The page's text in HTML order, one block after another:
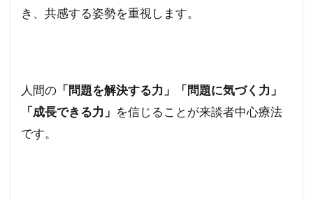
き、共感する姿勢を重視します。
人間の 「問題を解決する力」「問題に気づく力」
「成長できる力」 を信じることが来談者中心療法
です。